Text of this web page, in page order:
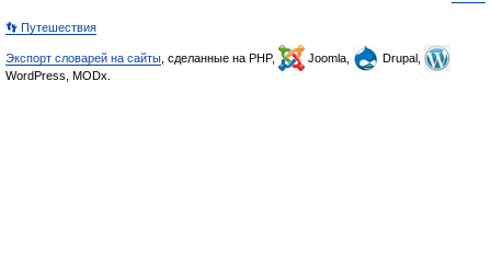
👣 Путешествия
Экспорт словарей на сайты , сделанные на PHP, Joomla,
Drupal,
WordPress, MODx.